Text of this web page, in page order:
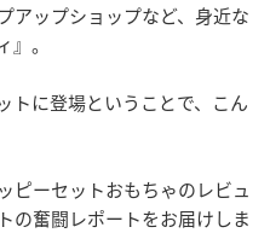
アップショップなど、身近な
。
トに登場ということで、こん
ピーセットおもちゃのレビュ
の奮闘レポートをお届けしま